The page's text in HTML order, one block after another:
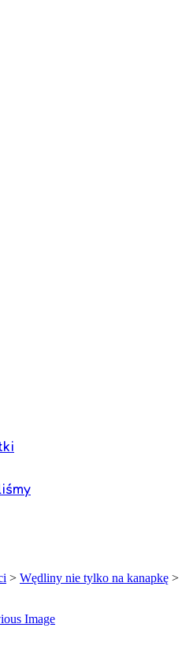
> Wędliny nie tylko na kanapkę >
Image